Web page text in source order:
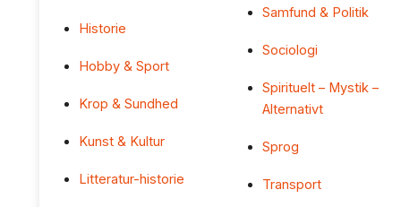
Historie
Hobby & Sport
Krop & Sundhed
Kunst & Kultur
Litteratur-historie
Samfund & Politik
Sociologi
Spirituelt – Mystik –
Alternativt
Sprog
Transport